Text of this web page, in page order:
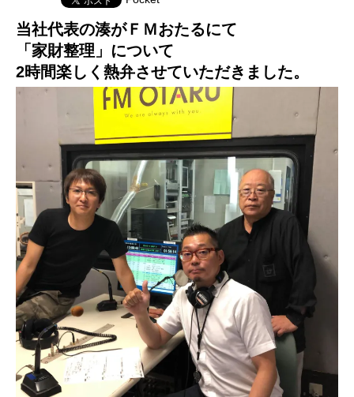
当社代表の湊がＦＭおたるにて
「家財整理」について
2時間楽しく熱弁させていただきました。